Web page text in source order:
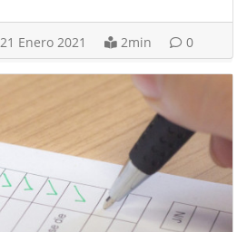
21 Enero 2021 2min 0